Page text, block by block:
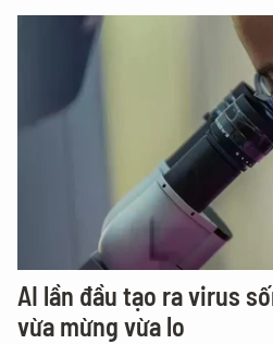
AI lần đầu tạo ra virus
vừa mừng vừa lo